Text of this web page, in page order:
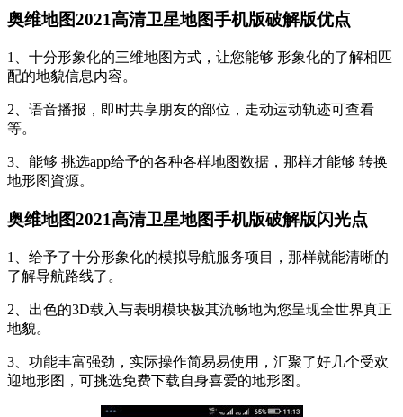
奥维地图2021高清卫星地图手机版破解版优点
1、十分形象化的三维地图方式，让您能够 形象化的了解相匹
配的地貌信息内容。
2、语音播报，即时共享朋友的部位，走动运动轨迹可查看
等。
3、能够 挑选app给予的各种各样地图数据，那样才能够 转换
地形图資源。
奥维地图2021高清卫星地图手机版破解版闪光点
1、给予了十分形象化的模拟导航服务项目，那样就能清晰的
了解导航路线了。
2、出色的3D载入与表明模块极其流畅地为您呈现全世界真正
地貌。
3、功能丰富强劲，实际操作简易易使用，汇聚了好几个受欢
迎地形图，可挑选免费下载自身喜爱的地形图。